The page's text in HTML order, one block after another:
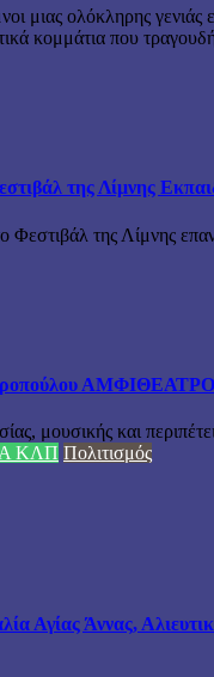
μιας ολόκληρης
κομμάτια που
της Λίμνης
Φεστιβάλ της Λίμνης
ΑΜΦΙΘΕΑΤΡΟ
και
ΚΛΠ Πολιτισμός
Αγίας Άννας,